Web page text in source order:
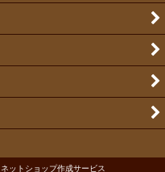
ネットショップ作成サービス